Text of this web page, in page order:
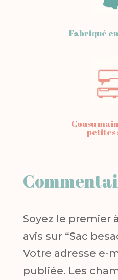
Fabriqué
Cousu
petites
Soyez le premier
avis sur “Sac
Votre adresse e-
publiée. Les